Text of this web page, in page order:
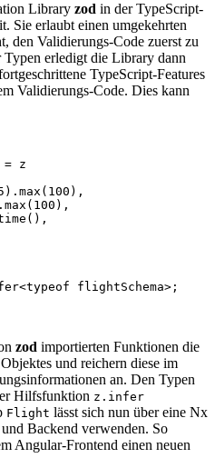
Library zod in der TypeScript-
Sie erlaubt einen umgekehrten
den Validierungs-Code zuerst zu
erledigt die Library dann
TypeScript-Features
Validierungs-Code. Dies kann
= z
flightSchema>;
zod importierten Funktionen die
und reichern diese im
an. Den Typen
Hilfsfunktion z.infer
Flight lässt sich nun über eine Nx
Backend verwenden. So
Angular-Frontend einen neuen